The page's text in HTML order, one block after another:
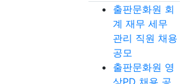
출판문화원 회
계 재무 세무
관리 직원 채용
공모
출판문화원 영